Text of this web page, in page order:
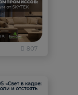
807
«Свет в кадре:
и отстоять